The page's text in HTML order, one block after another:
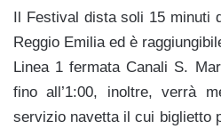
Il Festival dista soli 15 minuti
Reggio Emilia ed è
Linea 1 fermata Canali S.
fino all’1:00, inoltre, verrà
servizio navetta il cui biglietto